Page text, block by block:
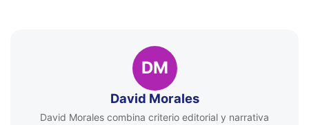
DM
David Morales
David Morales combina criterio editorial y narrativa